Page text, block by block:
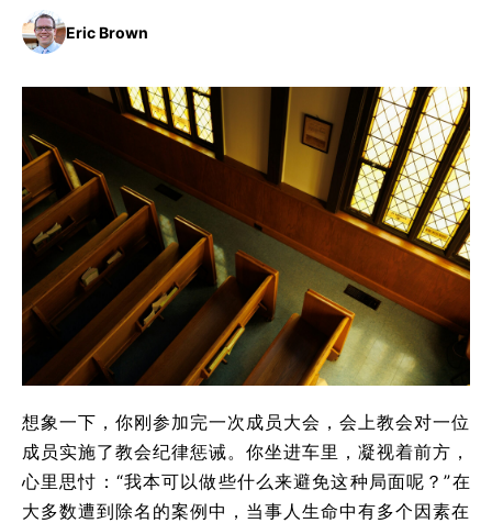
教会带领
福音传讲与宣教 成员制与教会纪律
团契生活与祷告
西班牙语
葡萄牙语
俄语
乌兹别克语
达里语
波斯语
法语
罗马尼亚语
波兰语
越南语
意大利语
德语
韩语
土耳其语
阿拉伯语
阿尔巴尼亚语
塞尔维亚语 柬埔寨语
Eric Brown
想象一下，你刚参加完一次成员大会，会上教会对一位
成员实施了教会纪律惩诫。你坐进车里，凝视着前方，
心里思忖：“我本可以做些什么来避免这种局面呢？”在
大多数遭到除名的案例中，当事人生命中有多个因素在